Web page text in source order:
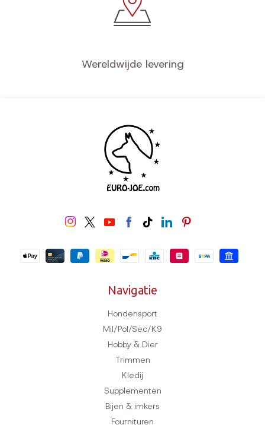
Wereldwijde levering
Navigatie
Hondensport
Mil/Pol/Sec/K9
Hobby & Dier
Trimmen
Kledij
Supplementen
Bijen & imkers
Fournituren